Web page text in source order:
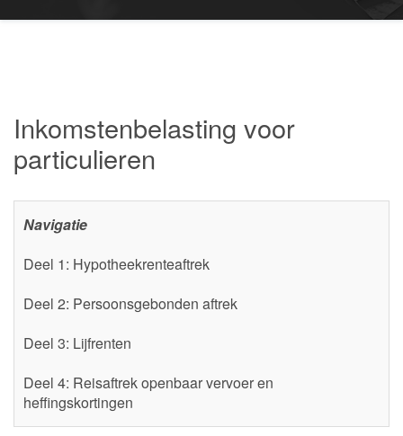
Inkomstenbelasting voor
particulieren
Navigatie
Deel 1: Hypotheekrenteaftrek
Deel 2: Persoonsgebonden aftrek
Deel 3: Lijfrenten
Deel 4: Reisaftrek openbaar vervoer en
heffingskortingen